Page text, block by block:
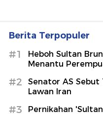
Berita Terpopuler
#1
Heboh Sultan
Menantu
#2
Senator AS Sebut
Lawan Iran
#3
Pernikahan